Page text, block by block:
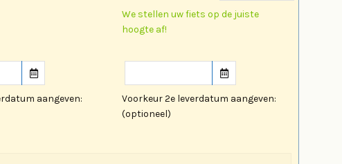
We stellen uw fiets op de juiste
hoogte af!
aangeven:
Voorkeur 2e leverdatum aangeven:
(optioneel)